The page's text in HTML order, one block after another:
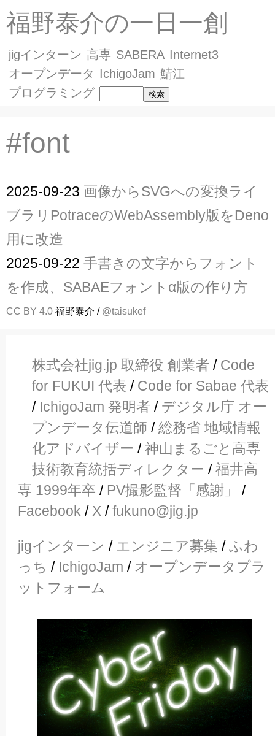
福野泰介の一日一創
jigインターン 高専 SABERA Internet3
オープンデータ IchigoJam 鯖江
プログラミング
#font
2025-09-23 画像からSVGへの変換ライ
ブラリPotraceのWebAssembly版をDeno
用に改造
2025-09-22 手書きの文字からフォント
を作成、SABAEフォントα版の作り方
CC BY 4.0 福野泰介 / @taisukef
株式会社jig.jp 取締役 創業者 / Code
for FUKUI 代表 / Code for Sabae 代表
/ IchigoJam 発明者 / デジタル庁 オー
プンデータ伝道師 /総務省 地域情報
化アドバイザー /神山まるごと高専
技術教育統括ディレクター /福井高
専 1999年卒 / PV撮影監督「感謝」
/
Facebook / X /fukuno@jig.jp
jigインターン / エンジニア募集 /ふわ
っち / IchigoJam / オープンデータプラ
ットフォーム